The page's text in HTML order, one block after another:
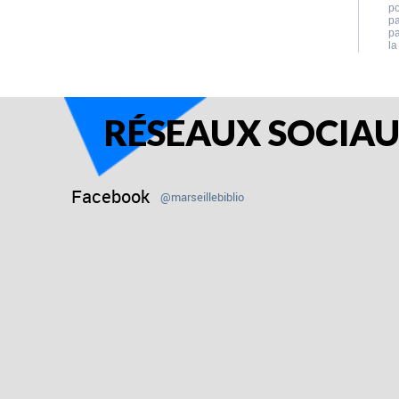
RÉSEAUX
Facebook @marseillebiblio